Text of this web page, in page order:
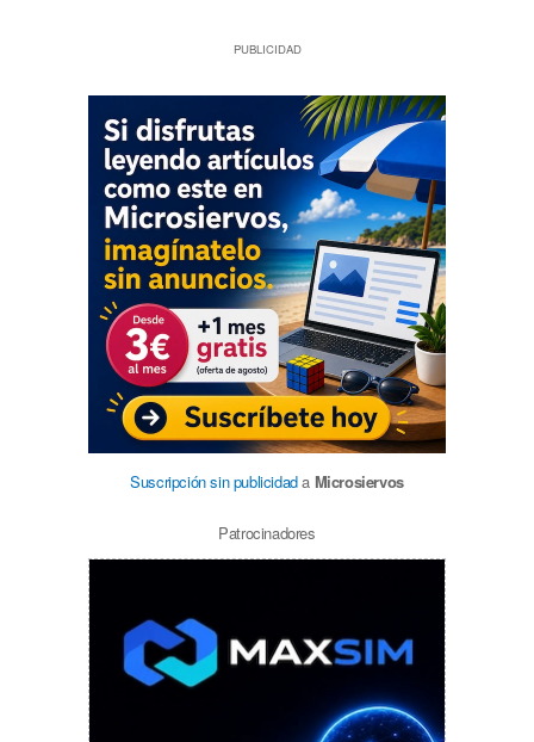
PUBLICIDAD
Suscripción sin publicidada Microsiervos
Patrocinadores